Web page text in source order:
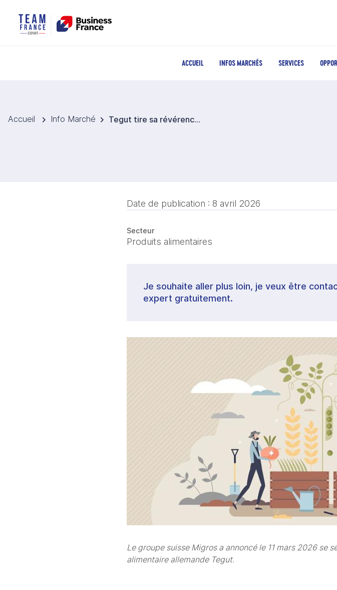
ACCUEIL INFOS MARCHÉS SERVICES
Accueil Info Marché Tegut tire sa révérence : Edeka reprend la majorité des filiales
Date de publication : 8 avril 2026
Secteur
Produits alimentaires
Je souhaite aller plus loin, je veux être
expert gratuitement.
Le groupe suisse Migros a annoncé le 11 mars 2026 se
alimentaire allemande Tegut.